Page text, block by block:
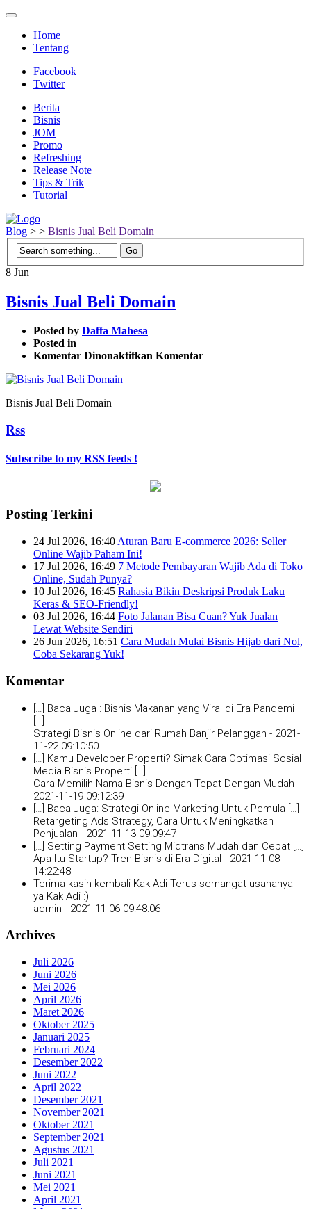
Home
Tentang
Facebook
Twitter
Berita
Bisnis
JOM
Promo
Refreshing
Release Note
Tips & Trik
Tutorial
Blog > > Bisnis Jual Beli Domain
8 Jun
Bisnis Jual Beli Domain
Posted by Daffa Mahesa
Posted in
Komentar Dinonaktifkan pada
Komentar
Bisnis Jual Beli Domain
Rss
Subscribe to my RSS feeds !
Posting Terkini
24 Jul 2026, 16:40 Aturan Baru E-commerce 2026: Seller
Online Wajib Paham Ini!
17 Jul 2026, 16:49 7 Metode Pembayaran Wajib Ada di Toko
Online, Sudah Punya?
10 Jul 2026, 16:45 Rahasia Bikin Deskripsi Produk Laku
Keras & SEO-Friendly!
03 Jul 2026, 16:44 Foto Jalanan Bisa Cuan? Yuk Jualan
Lewat Website Sendiri
26 Jun 2026, 16:51 Cara Mudah Mulai Bisnis Hijab dari Nol,
Coba Sekarang Yuk!
Komentar
[…] Baca Juga : Bisnis Makanan yang Viral di Era Pandemi
Strategi Bisnis Online dari Rumah Banjir Pelanggan - 2021-
11-22 09:10:50
[…] Kamu Developer Properti? Simak Cara Optimasi Sosial
Media Bisnis Properti […]
Cara Memilih Nama Bisnis Dengan Tepat Dengan Mudah -
2021-11-19 09:12:39
[…] Baca Juga: Strategi Online Marketing Untuk Pemula […]
Retargeting Ads Strategy, Cara Untuk Meningkatkan
Penjualan - 2021-11-13 09:09:47
[…] Setting Payment Setting Midtrans Mudah dan Cepat […]
Apa Itu Startup? Tren Bisnis di Era Digital - 2021-11-08
14:22:48
Terima kasih kembali Kak Adi Terus semangat usahanya
ya Kak Adi :)
admin - 2021-11-06 09:48:06
Archives
Juli 2026
Juni 2026
Mei 2026
April 2026
Maret 2026
Oktober 2025
Januari 2025
Februari 2024
Desember 2022
Juni 2022
April 2022
Desember 2021
November 2021
Oktober 2021
September 2021
Agustus 2021
Juli 2021
Juni 2021
Mei 2021
April 2021